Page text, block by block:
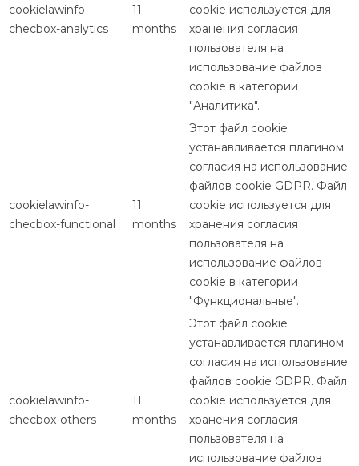
cookielawinfo-
checbox-analytics
11
months
cookie используется для
хранения согласия
пользователя на
использование файлов
cookie в категории
"Аналитика".
cookielawinfo-
checbox-functional
11
months
Этот файл cookie
устанавливается плагином
согласия на использование
файлов cookie GDPR. Файл
cookie используется для
хранения согласия
пользователя на
использование файлов
cookie в категории
"Функциональные".
cookielawinfo-
checbox-others
11
months
Этот файл cookie
устанавливается плагином
согласия на использование
файлов cookie GDPR. Файл
cookie используется для
хранения согласия
пользователя на
использование файлов